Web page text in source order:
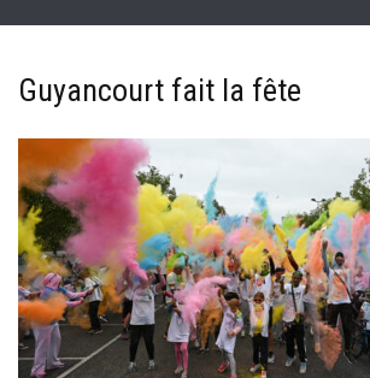
Guyancourt fait la fête